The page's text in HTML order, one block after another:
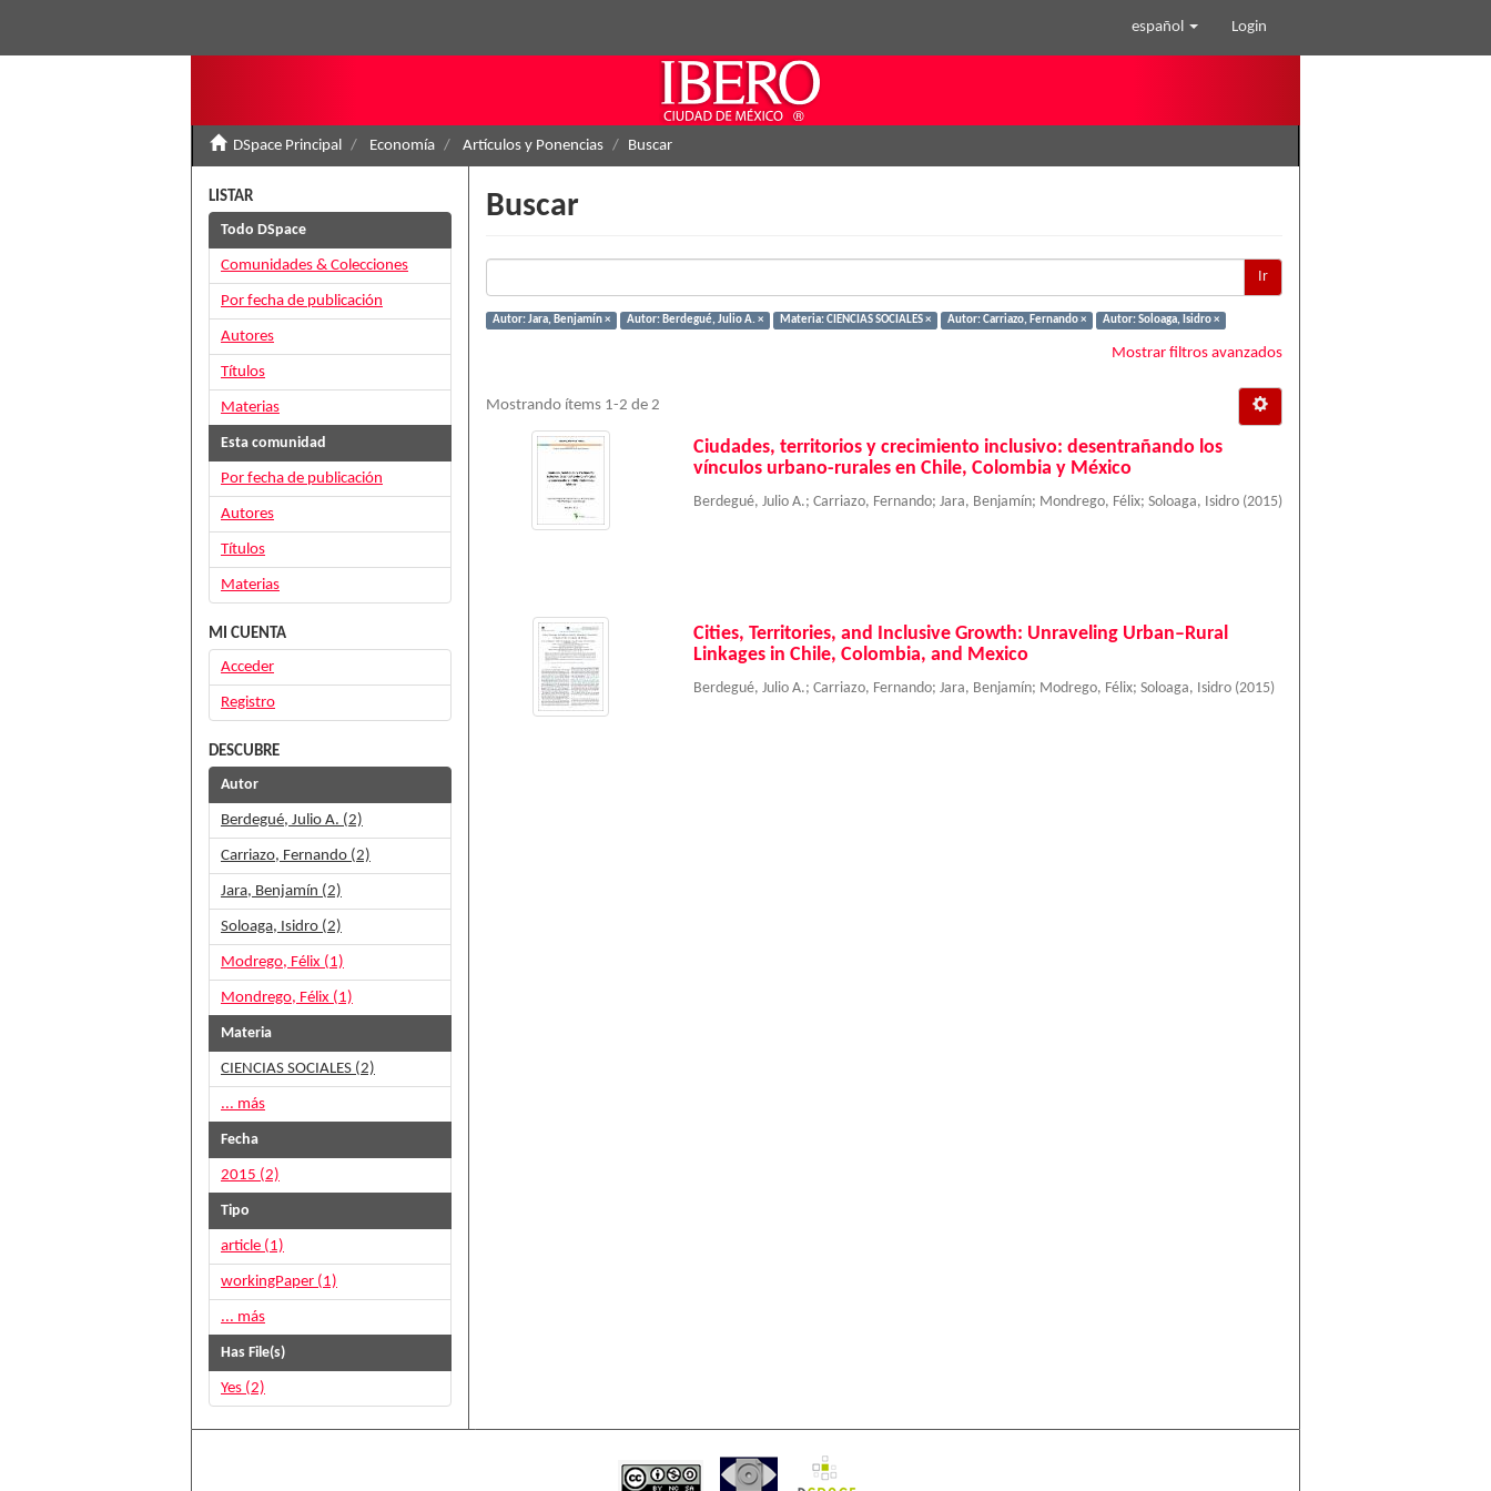
español Login
DSpace Principal Economía Artículos y Ponencias Buscar
Buscar
Ir
Autor: Jara, Benjamín × Autor: Berdegué, Julio A. × Materia: CIENCIAS SOCIALES × Autor: Carriazo, Fernando × Autor: Soloaga, Isidro ×
Mostrar filtros avanzados
Mostrando ítems 1-2 de 2
Ciudades, territorios y crecimiento inclusivo: desentrañando los
vínculos urbano-rurales en Chile, Colombia y México
Berdegué, Julio A.; Carriazo, Fernando; Jara, Benjamín; Mondrego, Félix; Soloaga, Isidro (2015)
Cities, Territories, and Inclusive Growth: Unraveling Urban–Rural
Linkages in Chile, Colombia, and Mexico
Berdegué, Julio A.; Carriazo, Fernando; Jara, Benjamín; Modrego, Félix; Soloaga, Isidro (2015)
LISTAR
Todo DSpace
Comunidades & Colecciones
Por fecha de publicación
Autores
Títulos
Materias
Esta comunidad
Por fecha de publicación
Autores
Títulos
Materias
MI CUENTA
Acceder
Registro
DESCUBRE
Autor
Berdegué, Julio A. (2)
Carriazo, Fernando (2)
Jara, Benjamín (2)
Soloaga, Isidro (2)
Modrego, Félix (1)
Mondrego, Félix (1)
Materia
CIENCIAS SOCIALES (2)
... más
Fecha
2015 (2)
Tipo
article (1)
workingPaper (1)
... más
Has File(s)
Yes (2)